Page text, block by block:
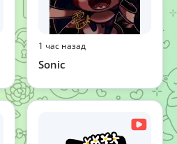
1 час назад
Sonic